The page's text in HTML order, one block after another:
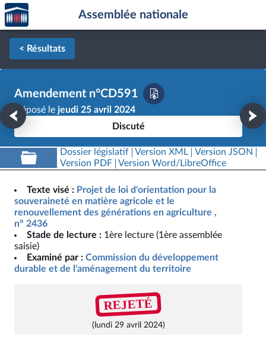
Aller au contenu
Aller en bas de la page
Accèder
à la
page
d'accueil
Assemblée nationale
< Résultats
Amendement n°CD591
Déposé le jeudi 25 avril 2024
Discuté
Dossier législatif Version XML
Version JSON
Version PDF
Version Word/LibreOffice
Texte visé : Projet de loi d'orientation pour la
souveraineté en matière agricole et le
renouvellement des générations en agriculture ,
n° 2436
Stade de lecture : 1ère lecture (1ère assemblée
saisie)
Examiné par : Commission du développement
durable et de l'aménagement du territoire
REJETÉ
(lundi 29 avril 2024)